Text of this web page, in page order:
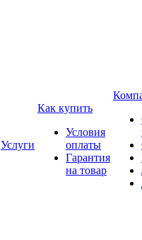
Услуги
Как купить
Условия
оплаты
Гарантия
на товар